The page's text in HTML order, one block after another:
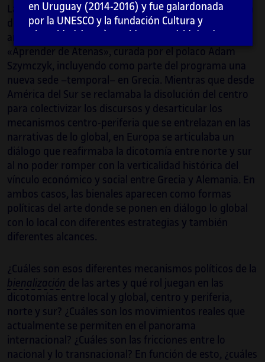
La primera Bienal de Arte Contemporáneo de América
del Sur (BIENALSUR) se inauguró en2017, el mismo
año que lo hizo la Documenta XIV bajo el título
«Aprender de Atenas», curada por el polaco Adam
Szymczyk, incluyendo como parte del programa una
nueva sede –temporal– en Grecia. Mientras que desde
América del Sur se reclamaba la disolución del centro
para colectivizar los discursos y desarticular los
mecanismos centro-periferia que se entrelazan en las
narrativas de lo global, en Europa se articulaba un
diálogo que reafirmaba la dicotomía entre norte y sur
al no poder romper con la verticalidad histórica del
vínculo económico y social entre Grecia y Alemania. En
ambos casos, las bienales aparecen como formas
políticas del arte donde se ponen en diálogo lo global
con lo local con diferentes estrategias y también
diferentes alcances.
¿Cuáles son esos diferentes mecanismos políticos de la
bienalización de las artes y qué rol juegan en las
dicotomías entre local y global, centro y periferia,
norte y sur? ¿Cuáles son los movimientos reales que
actualmente se permiten en el panorama
internacional? ¿Cuáles son las fricciones entre lo
nacional y lo transnacional? En función de esto, ¿cuáles
en Uruguay (2014-2016) y fue galardonada
por la UNESCO y la fundación Cultura y
2017 y entre sus trabajos más recientes
destaca su labor como documentalista y
colaboradora para la artista Rosa Barba en la
comisión de su obraAggregate states of
matters(2019.35 mm) para Time, Forward!
VAC (Venecia, 2019), para el equipo de
comisarios de Poéticas de la democracia:
imágenes y contraimágenes de la transición
(MNCARS, 2018-2019) y para el departamento
de colecciones del Museo Reina Sofía, donde
realiza tareas de apoyo al comisariado de la
colección (2019-2020).